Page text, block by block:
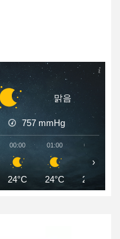
맑음
757 mmHg
00:00
24°C
01:00
24°C
02:00
24°C
›